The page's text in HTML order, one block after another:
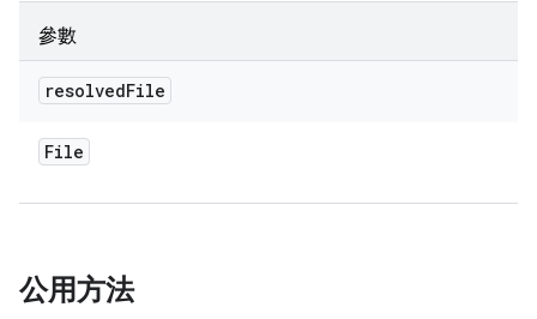
參數
resolvedFile
File
公用方法